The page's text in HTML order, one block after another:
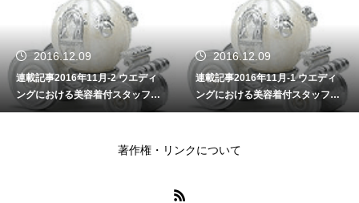
2016.12.09
連載記事2016年11月-2 ウエディ
ングにおける美容着付スタッフの
重要性
2016.12.09
連載記事2016年11月-1 ウエディ
ングにおける美容着付スタッフの
重要性
著作権・リンクについて